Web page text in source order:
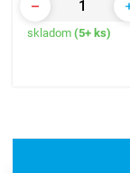
skladom (5+ ks)